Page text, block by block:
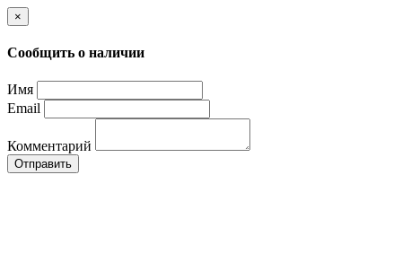
×
Сообщить о наличии
Имя
Email
Комментарий
Отправить